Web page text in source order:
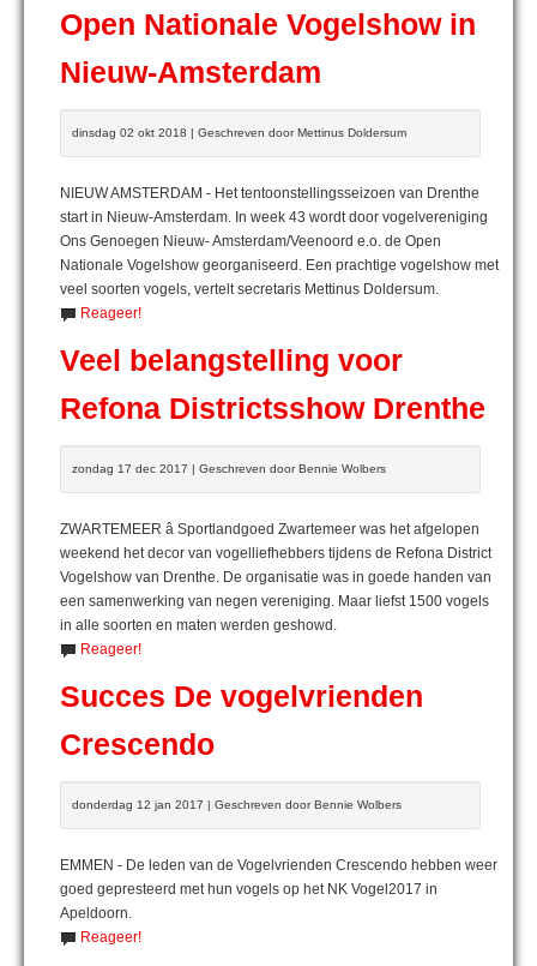
Open Nationale Vogelshow in
Nieuw-Amsterdam
dinsdag 02 okt 2018 | Geschreven door Mettinus Doldersum
NIEUW AMSTERDAM - Het tentoonstellingsseizoen van Drenthe
start in Nieuw-Amsterdam. In week 43 wordt door vogelvereniging
Ons Genoegen Nieuw- Amsterdam/Veenoord e.o. de Open
Nationale Vogelshow georganiseerd. Een prachtige vogelshow met
veel soorten vogels, vertelt secretaris Mettinus Doldersum.
Reageer!
Veel belangstelling voor
Refona Districtsshow Drenthe
zondag 17 dec 2017 | Geschreven door Bennie Wolbers
ZWARTEMEER â Sportlandgoed Zwartemeer was het afgelopen
weekend het decor van vogelliefhebbers tijdens de Refona District
Vogelshow van Drenthe. De organisatie was in goede handen van
een samenwerking van negen vereniging. Maar liefst 1500 vogels
in alle soorten en maten werden geshowd.
Reageer!
Succes De vogelvrienden
Crescendo
donderdag 12 jan 2017 | Geschreven door Bennie Wolbers
EMMEN - De leden van de Vogelvrienden Crescendo hebben weer
goed gepresteerd met hun vogels op het NK Vogel2017 in
Apeldoorn.
Reageer!